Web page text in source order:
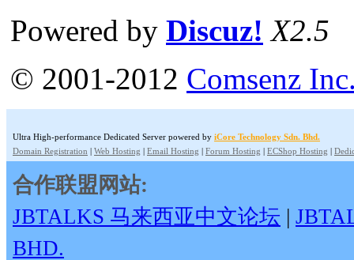
Powered by Discuz! X2.5
© 2001-2012 Comsenz
Ultra High-performance Dedicated Server powered by iCore Technology Sdn. Bhd.
Domain Registration | Web Hosting | Email Hosting | Forum Hosting | ECShop Hosting |
合作联盟网站:
JBTALKS 马来西亚中文论坛 |
BHD.